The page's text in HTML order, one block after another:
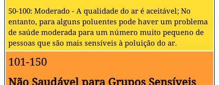
50-100: Moderado - A qualidade do ar é aceitável; No
entanto, para alguns poluentes pode haver um problema
de saúde moderada para um número muito pequeno de
pessoas que são mais sensíveis à poluição do ar.
101-150
Não Saudável para Grupos Sensíveis